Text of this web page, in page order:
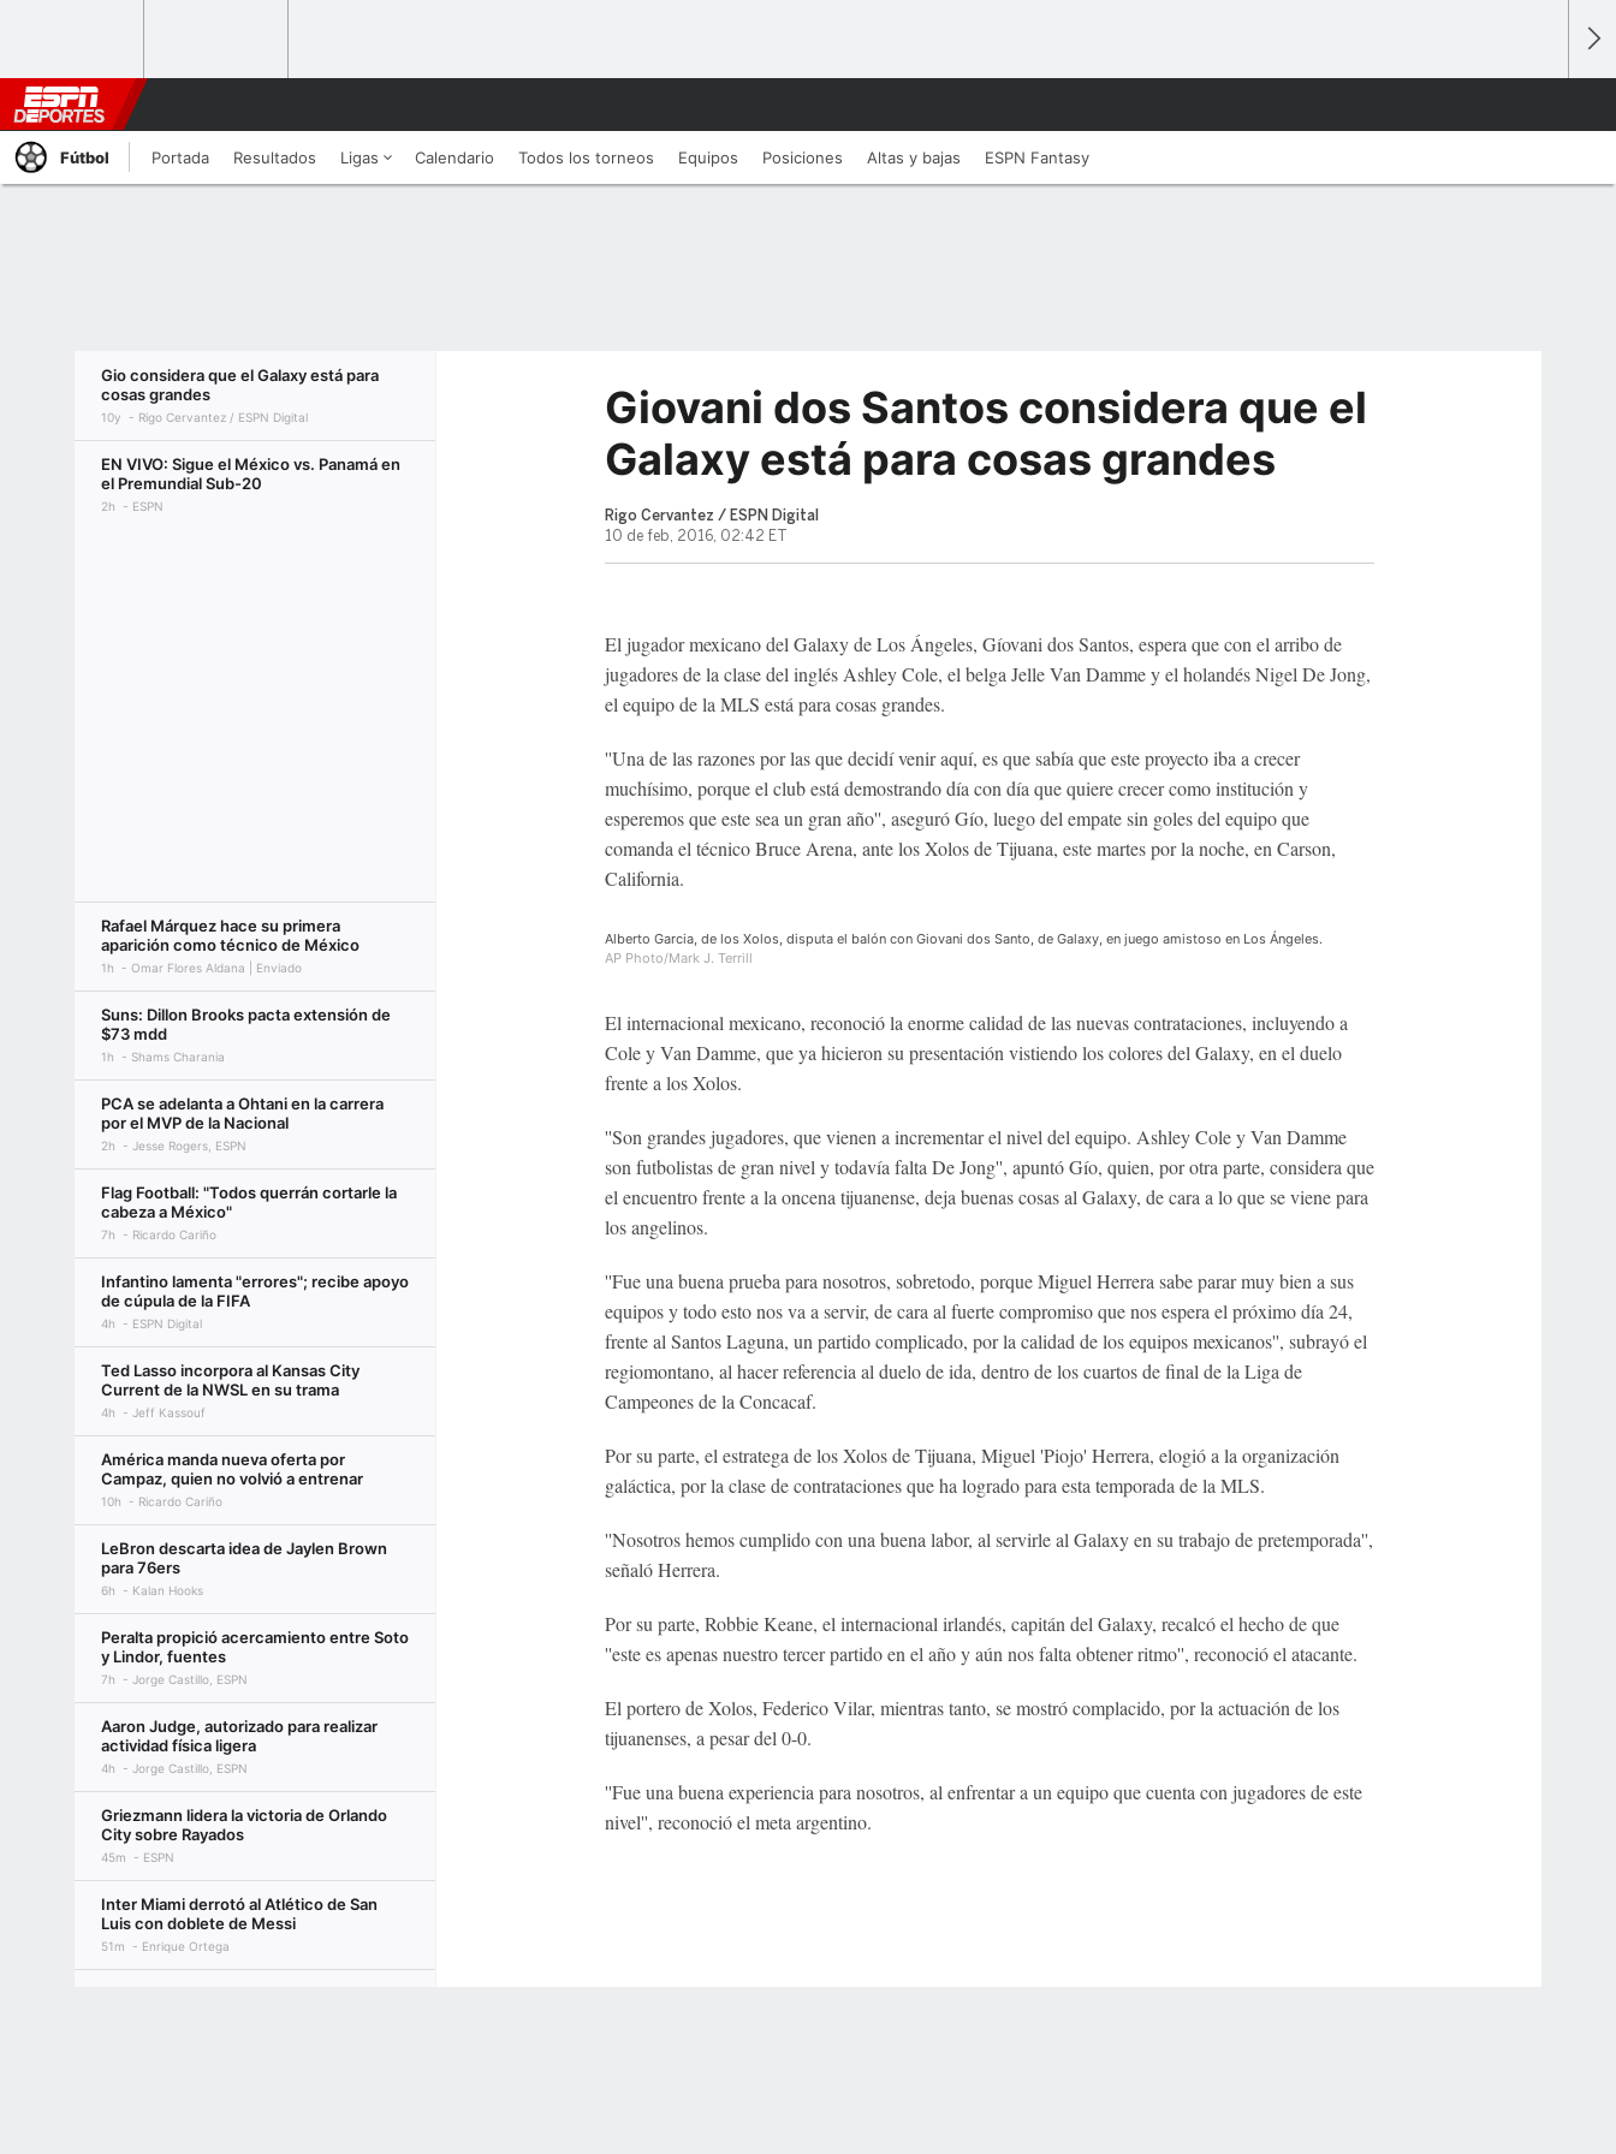
Fútbol Portada Resultados Ligas Calendario Todos los torneos Equipos Posiciones Altas y bajas ESPN Fantasy
Gio considera que el Galaxy está para
cosas grandes
10y Rigo Cervantez / ESPN Digital
EN VIVO: Sigue el México vs. Panamá en
el Premundial Sub-20
2h ESPN
Rafael Márquez hace su primera
aparición como técnico de México
1h Omar Flores Aldana | Enviado
Suns: Dillon Brooks pacta extensión de
$73 mdd
1h Shams Charania
PCA se adelanta a Ohtani en la carrera
por el MVP de la Nacional
2h Jesse Rogers, ESPN
Flag Football: "Todos querrán cortarle la
cabeza a México"
7h Ricardo Cariño
Infantino lamenta "errores"; recibe apoyo
de cúpula de la FIFA
4h ESPN Digital
Ted Lasso incorpora al Kansas City
Current de la NWSL en su trama
4h Jeff Kassouf
América manda nueva oferta por
Campaz, quien no volvió a entrenar
10h Ricardo Cariño
LeBron descarta idea de Jaylen Brown
para 76ers
6h Kalan Hooks
Peralta propició acercamiento entre Soto
y Lindor, fuentes
7h Jorge Castillo, ESPN
Aaron Judge, autorizado para realizar
actividad física ligera
4h Jorge Castillo, ESPN
Griezmann lidera la victoria de Orlando
City sobre Rayados
45m ESPN
Inter Miami derrotó al Atlético de San
Luis con doblete de Messi
51m Enrique Ortega
Giovani dos Santos considera que el
Galaxy está para cosas grandes
Rigo Cervantez / ESPN Digital
10 de feb, 2016, 02:42 ET
El jugador mexicano del Galaxy de Los Ángeles, Gíovani dos Santos, espera que con el arribo de
jugadores de la clase del inglés Ashley Cole, el belga Jelle Van Damme y el holandés Nigel De Jong,
el equipo de la MLS está para cosas grandes.
''Una de las razones por las que decidí venir aquí, es que sabía que este proyecto iba a crecer
muchísimo, porque el club está demostrando día con día que quiere crecer como institución y
esperemos que este sea un gran año'', aseguró Gío, luego del empate sin goles del equipo que
comanda el técnico Bruce Arena, ante los Xolos de Tijuana, este martes por la noche, en Carson,
California.
Alberto Garcia, de los Xolos, disputa el balón con Giovani dos Santo, de Galaxy, en juego amistoso en Los Ángeles.
AP Photo/Mark J. Terrill
El internacional mexicano, reconoció la enorme calidad de las nuevas contrataciones, incluyendo a
Cole y Van Damme, que ya hicieron su presentación vistiendo los colores del Galaxy, en el duelo
frente a los Xolos.
''Son grandes jugadores, que vienen a incrementar el nivel del equipo. Ashley Cole y Van Damme
son futbolistas de gran nivel y todavía falta De Jong'', apuntó Gío, quien, por otra parte, considera que
el encuentro frente a la oncena tijuanense, deja buenas cosas al Galaxy, de cara a lo que se viene para
los angelinos.
''Fue una buena prueba para nosotros, sobretodo, porque Miguel Herrera sabe parar muy bien a sus
equipos y todo esto nos va a servir, de cara al fuerte compromiso que nos espera el próximo día 24,
frente al Santos Laguna, un partido complicado, por la calidad de los equipos mexicanos'', subrayó el
regiomontano, al hacer referencia al duelo de ida, dentro de los cuartos de final de la Liga de
Campeones de la Concacaf.
Por su parte, el estratega de los Xolos de Tijuana, Miguel 'Piojo' Herrera, elogió a la organización
galáctica, por la clase de contrataciones que ha logrado para esta temporada de la MLS.
''Nosotros hemos cumplido con una buena labor, al servirle al Galaxy en su trabajo de pretemporada'',
señaló Herrera.
Por su parte, Robbie Keane, el internacional irlandés, capitán del Galaxy, recalcó el hecho de que
''este es apenas nuestro tercer partido en el año y aún nos falta obtener ritmo'', reconoció el atacante.
El portero de Xolos, Federico Vilar, mientras tanto, se mostró complacido, por la actuación de los
tijuanenses, a pesar del 0-0.
''Fue una buena experiencia para nosotros, al enfrentar a un equipo que cuenta con jugadores de este
nivel'', reconoció el meta argentino.